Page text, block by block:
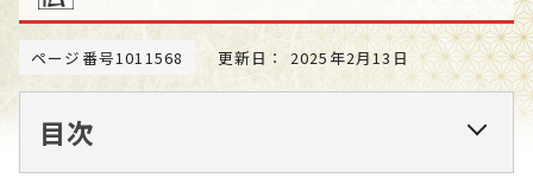
ページ番号1011568 更新日： 2025年2月13日
目次